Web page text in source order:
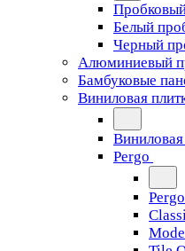
Белый
Черный
Алюминиевый
Бамбуковые
Виниловая
Виниловая
Pergo
Pergo